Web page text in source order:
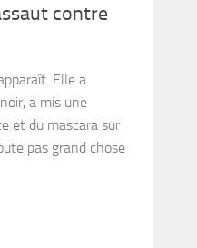
contre
Elle a
a mis une
et du mascara sur
pas grand chose